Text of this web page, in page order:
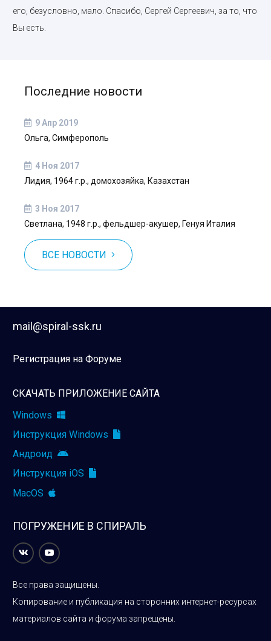
его, безусловно, мало. Спасибо, Сергей Сергеевич, за то, что
Вы есть.
Последние новости
9 Апр 2019
Ольга, Симферополь
4 Ноя 2017
Лидия, 1964 г.р., домохозяйка, Казахстан
3 Ноя 2017
Светлана, 1948 г.р., фельдшер-акушер, Генуя Италия
ВСЕ НОВОСТИ
mail@spiral-ssk.ru
Регистрация на Форуме
СКАЧАТЬ ПРИЛОЖЕНИЕ САЙТА
Windows
Инструкция Windows
Андроид
Инструкция iOS
MacOS
ПОГРУЖЕНИЕ В СПИРАЛЬ
Все права защищены.
Копирование и публикация на сторонних интернет-ресурсах
материалов сайта и форума запрещены.